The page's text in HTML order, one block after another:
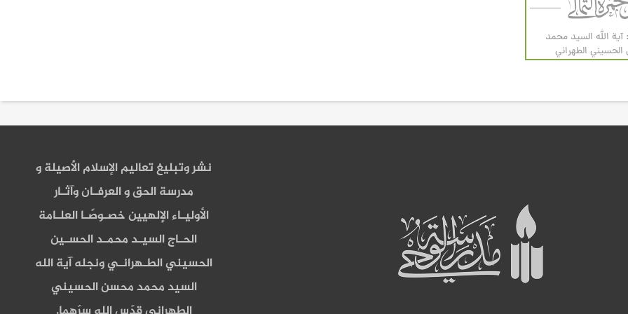
آية الله السيد محمد
الطهراني
نشر وتبليغ تعاليم الإسلام الأصيلة و
مدرسة الحق و العرفـان وآثـار
الأوليـاء الإلهيين خصـوصًـا العلـامة
الحـاج السيـد محمـد الحسـين
الحسيني الطـهرانـي ونجله آية الله
السيد محمد محسن الحسيني